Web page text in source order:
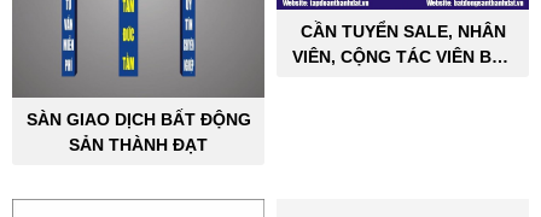
SÀN GIAO DỊCH BẤT ĐỘNG
SẢN THÀNH ĐẠT
CẦN TUYỂN SALE, NHÂN
VIÊN, CỘNG TÁC VIÊN BẤT